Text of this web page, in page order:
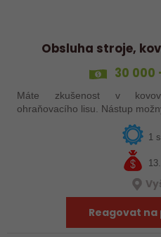
Obsluha stroje,
30 000
Máte zkušenost v
ohraňovacího lisu.
1
Reagovat na